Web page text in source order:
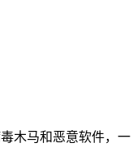
木马和恶意软件，一